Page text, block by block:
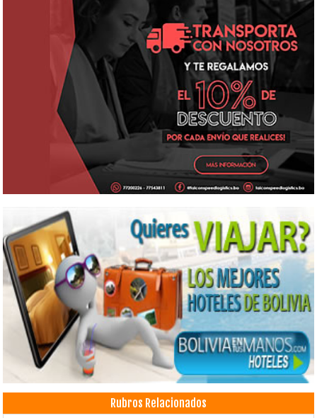
Rubros Relacionados